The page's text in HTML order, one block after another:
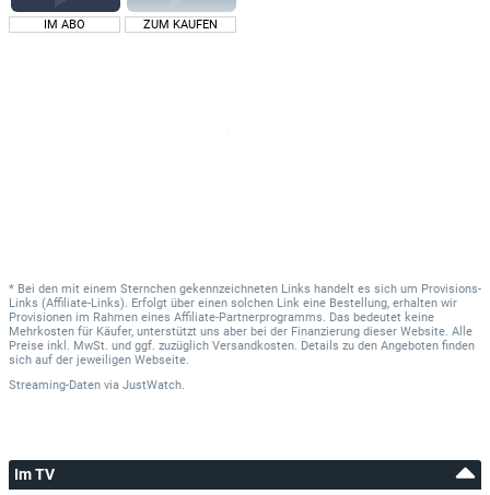
IM ABO ZUM KAUFEN
* Bei den mit einem Sternchen gekennzeichneten Links handelt es sich um Provisions-
Links (Affiliate-Links). Erfolgt über einen solchen Link eine Bestellung, erhalten wir
Provisionen im Rahmen eines Affiliate-Partnerprogramms. Das bedeutet keine
Mehrkosten für Käufer, unterstützt uns aber bei der Finanzierung dieser Website. Alle
Preise inkl. MwSt. und ggf. zuzüglich Versandkosten. Details zu den Angeboten finden
sich auf der jeweiligen Webseite.
Streaming-Daten via JustWatch.
Im TV